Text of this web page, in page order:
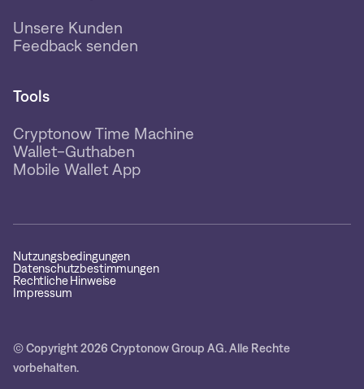
Unsere Kunden
Feedback senden
Tools
Cryptonow Time Machine
Wallet-Guthaben
Mobile Wallet App
Nutzungsbedingungen
Datenschutzbestimmungen
Rechtliche Hinweise
Impressum
© Copyright 2026 Cryptonow Group AG. Alle Rechte
vorbehalten.